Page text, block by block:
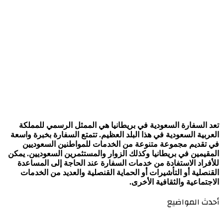
تعد السفارة السعودية في بريطانيا هي الممثل الرسمي للمملكة
العربية السعودية في هذا البلد العظيم. تتمتع السفارة بخبرة واسعة
في تقديم مجموعة متنوعة من الخدمات للمواطنين السعوديين
المقيمين في بريطانيا وكذلك الزوار والمستثمرين السعوديين. يمكن
للأفراد الاستفادة من خدمات السفارة عند الحاجة إلى المساعدة
القنصلية أو التأشيرات أو الحماية القنصلية والعديد من الخدمات
الاجتماعية والثقافية الأخرى.
أحدث المواضيع